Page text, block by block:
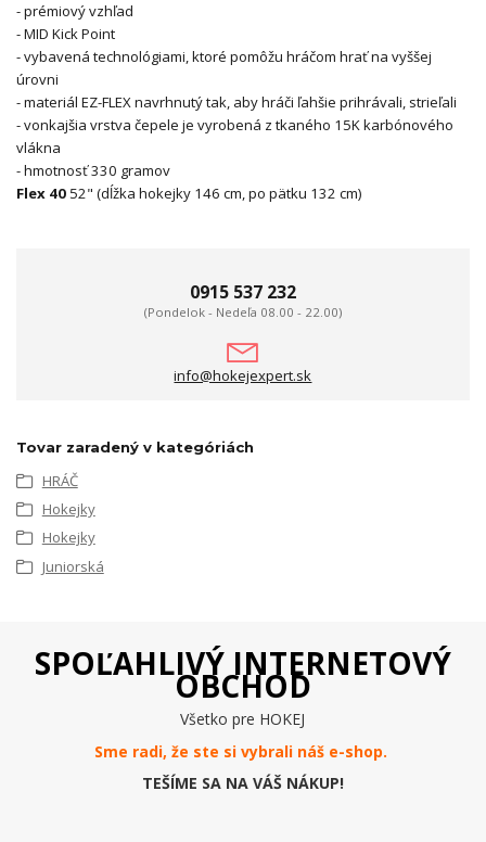
- prémiový vzhľad
- MID Kick Point
- vybavená technológiami, ktoré pomôžu hráčom hrať na vyššej
úrovni
- materiál EZ-FLEX navrhnutý tak, aby hráči ľahšie prihrávali, strieľali
- vonkajšia vrstva čepele je vyrobená z tkaného 15K karbónového
vlákna
- hmotnosť 330 gramov
Flex 40 52" (dĺžka hokejky 146 cm, po pätku 132 cm)
0915 537 232
(Pondelok - Nedeľa 08.00 - 22.00)
info@hokejexpert.sk
Tovar zaradený v kategóriách
HRÁČ
Hokejky
Hokejky
Juniorská
SPOĽAHLIVÝ INTERNETOVÝ
OBCHOD
Všetko pre HOKEJ
Sme radi, že ste si vybrali náš e-shop.
TEŠÍME SA NA VÁŠ NÁKUP!